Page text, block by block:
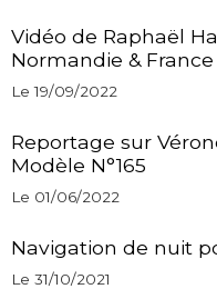
Vidéo de Raphaël
Normandie & France
Le 19/09/2022
Reportage sur
Modèle N°165
Le 01/06/2022
Navigation de nuit
Le 31/10/2021